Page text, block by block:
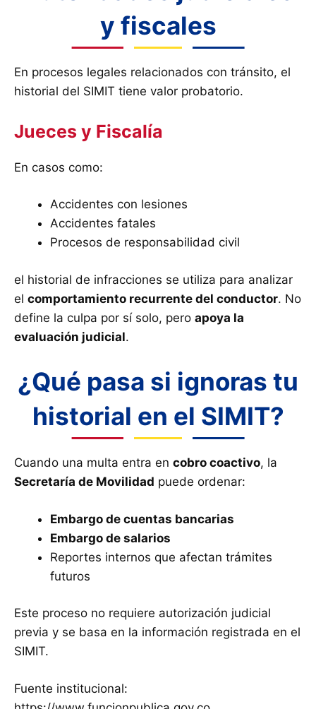
y fiscales
En procesos legales relacionados con tránsito, el
historial del SIMIT tiene valor probatorio.
Jueces y Fiscalía
En casos como:
Accidentes con lesiones
Accidentes fatales
Procesos de responsabilidad civil
el historial de infracciones se utiliza para analizar
el comportamiento recurrente del conductor. No
define la culpa por sí solo, pero apoya la
evaluación judicial.
¿Qué pasa si ignoras tu
historial en el SIMIT?
Cuando una multa entra en cobro coactivo, la
Secretaría de Movilidad puede ordenar:
Embargo de cuentas bancarias
Embargo de salarios
Reportes internos que afectan trámites
futuros
Este proceso no requiere autorización judicial
previa y se basa en la información registrada en el
SIMIT.
Fuente institucional: